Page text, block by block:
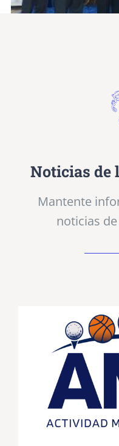
Noticias de
Mantente
noticias